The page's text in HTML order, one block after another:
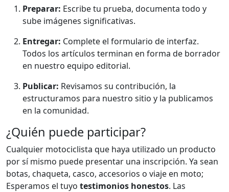
Preparar: Escribe tu prueba, documenta todo y
sube imágenes significativas.
Entregar: Complete el formulario de interfaz.
Todos los artículos terminan en forma de borrador
en nuestro equipo editorial.
Publicar: Revisamos su contribución, la
estructuramos para nuestro sitio y la publicamos
en la comunidad.
¿Quién puede participar?
Cualquier motociclista que haya utilizado un producto
por sí mismo puede presentar una inscripción. Ya sean
botas, chaqueta, casco, accesorios o viaje en moto;
Esperamos el tuyo testimonios honestos. Las